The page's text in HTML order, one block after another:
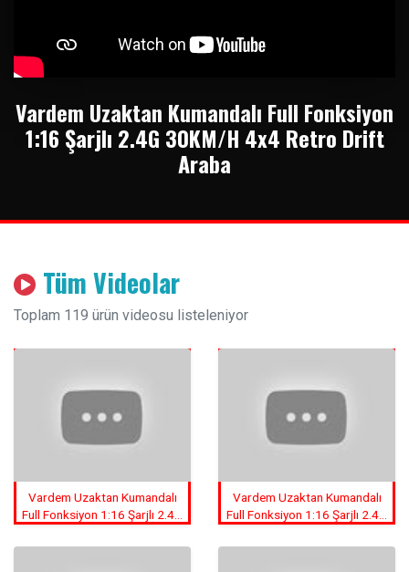
Vardem Uzaktan Kumandalı Full Fonksiyon
1:16 Şarjlı 2.4G 30KM/H 4x4 Retro Drift
Araba
Tüm Videolar
Toplam 119 ürün videosu listeleniyor
Vardem Uzaktan Kumandalı
Full Fonksiyon 1:16 Şarjlı 2.4G
Araba
Vardem Uzaktan Kumandalı
Full Fonksiyon 1:16 Şarjlı 2.4G
Araba